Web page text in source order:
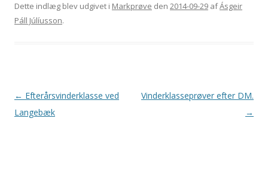
Dette indlæg blev udgivet i Markprøve den 2014-09-29 afÁsgeir
Páll Júlíusson.
Indlægsnavigation
← Efterårsvinderklasse ved
Langebæk
Vinderklasseprøver efter DM.
→